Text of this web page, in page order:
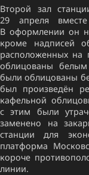
Второй зал
29 апреля
В оформлении он
кроме надписей
расположенных
облицованы
были облицованы
был произведён
кафельной
с этим были
заменено на
станции для
платформа
короче
линии.